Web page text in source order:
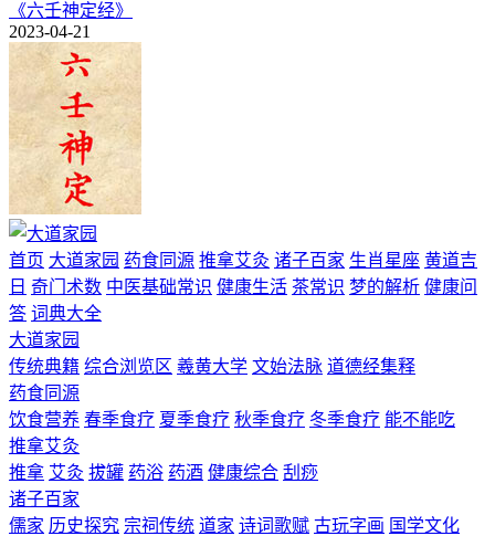
《六壬神定经》
2023-04-21
首页 大道家园 药食同源 推拿艾灸 诸子百家 生肖星座 黄道吉
日 奇门术数 中医基础常识 健康生活 茶常识 梦的解析 健康问
答 词典大全
大道家园
传统典籍 综合浏览区 羲黄大学 文始法脉 道德经集释
药食同源
饮食营养 春季食疗 夏季食疗 秋季食疗 冬季食疗 能不能吃
推拿艾灸
推拿 艾灸 拔罐 药浴 药酒 健康综合 刮痧
诸子百家
儒家 历史探究 宗祠传统 道家 诗词歌赋 古玩字画 国学文化